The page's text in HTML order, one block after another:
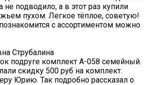
не подводило, а в этот раз купили
пухом. Легкое тёплое, советую!
с ассортиментом можно
Струбалина
подруге комплект А-058 семейный.
скидку 500 руб на комплект.
Юрию. Так подробно рассказал о